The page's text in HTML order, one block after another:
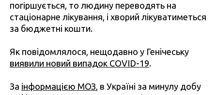
погіршується, то людину переводять на
стаціонарне лікування, і хворий лікуватиметься
за бюджетні кошти.
Як повідомлялося, нещодавно у Генічеську
виявили новий випадок COVID-19.
За інформацією МОЗ, в Україні за минулу добу